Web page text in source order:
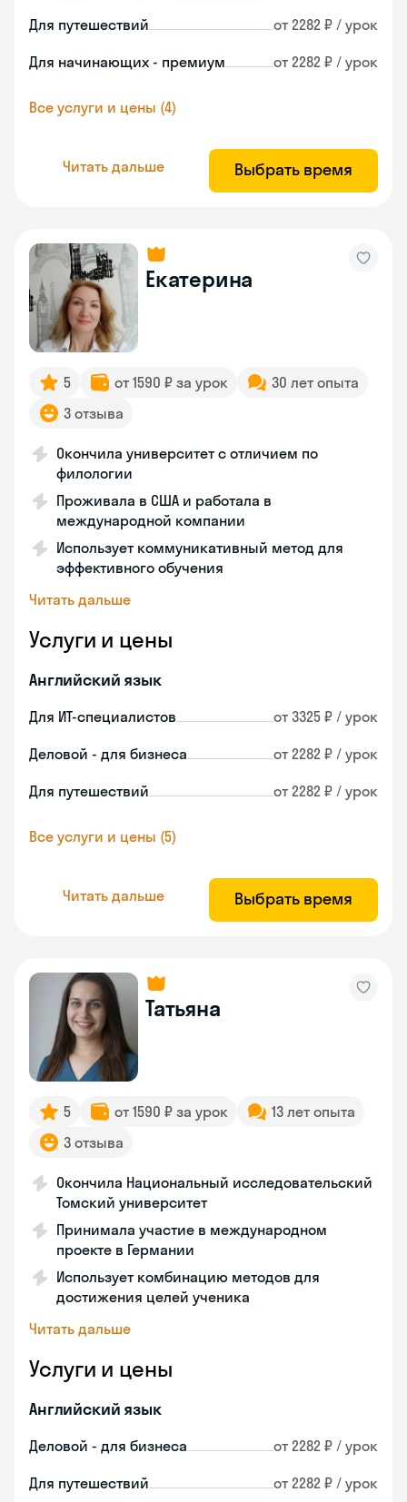
Для путешествий от 2282 ₽ / урок
Для начинающих - премиум от 2282 ₽ / урок
Все услуги и цены (4)
Читать дальше Выбрать время
Екатерина
5 от 1590 ₽ за урок
30 лет опыта
3 отзыва
Окончила университет с отличием по
филологии
Проживала в США и работала в
международной компании
Использует коммуникативный метод для
эффективного обучения
Читать дальше
Услуги и цены
Английский язык
Для ИТ-специалистов от 3325 ₽ / урок
Деловой - для бизнеса от 2282 ₽ / урок
Для путешествий от 2282 ₽ / урок
Все услуги и цены (5)
Читать дальше Выбрать время
Татьяна
5 от 1590 ₽ за урок
13 лет опыта
3 отзыва
Окончила Национальный исследовательский
Томский университет
Принимала участие в международном
проекте в Германии
Использует комбинацию методов для
достижения целей ученика
Читать дальше
Услуги и цены
Английский язык
Деловой - для бизнеса от 2282 ₽ / урок
Для путешествий от 2282 ₽ / урок